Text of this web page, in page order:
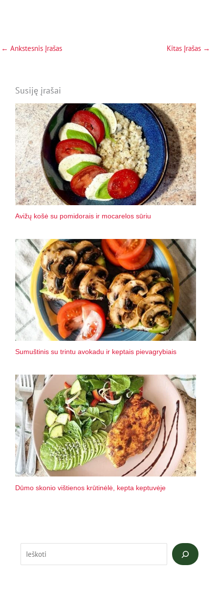
← Ankstesnis Įrašas Kitas Įrašas →
Susiję įrašai
Avižų košė su pomidorais ir mocarelos sūriu
Sumuštinis su trintu avokadu ir keptais pievagrybiais
Dūmo skonio vištienos krūtinėlė, kepta keptuvėje